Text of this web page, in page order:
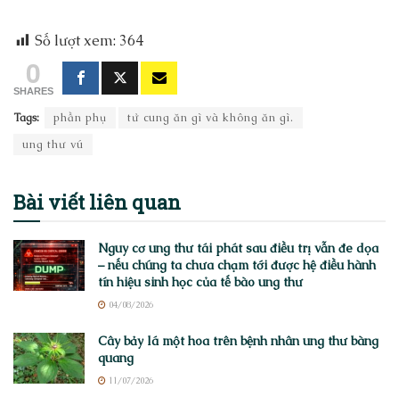
Số lượt xem: 364
0
SHARES
Tags: phần phụ
tử cung ăn gì và không ăn gì.
ung thư vú
Bài viếtliên quan
Nguy cơ ung thư tái phát sau điều trị vẫn đe dọa
– nếu chúng ta chưa chạm tới được hệ điều hành
tín hiệu sinh học của tế bào ung thư
04/08/2026
Cây bảy lá một hoa trên bệnh nhân ung thư bàng
quang
11/07/2026